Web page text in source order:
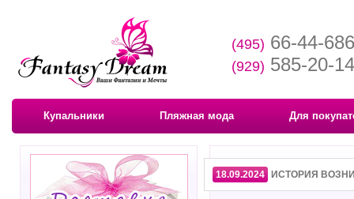
(495) 66-44-686
(929) 585-20-14
Купальники Пляжная мода Для
18.09.2024 ИСТОРИЯ